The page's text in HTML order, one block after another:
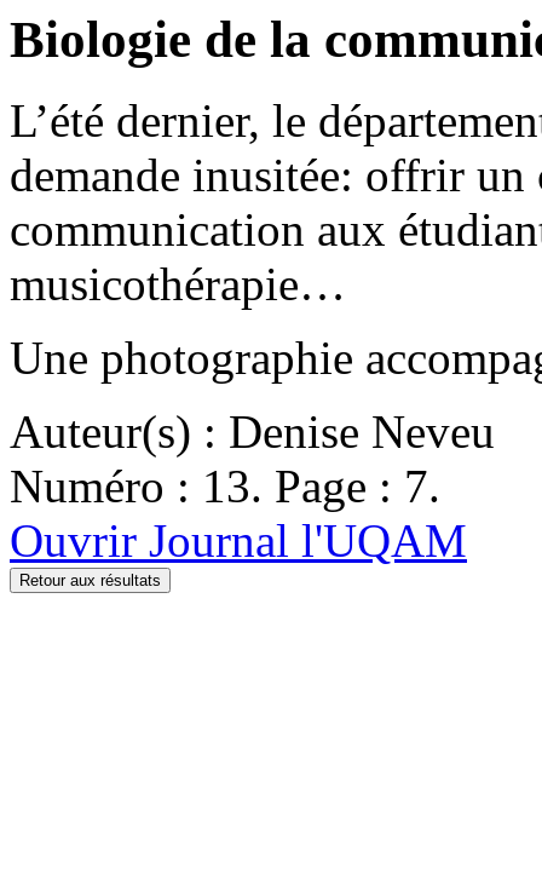
Biologie de la
L’été dernier, le
demande inusitée: offrir
communication aux
musicothérapie…
Une photographie
Auteur(s) : Denise Neveu
Numéro : 13. Page : 7.
Ouvrir Journal l'UQAM
Retour aux résultats